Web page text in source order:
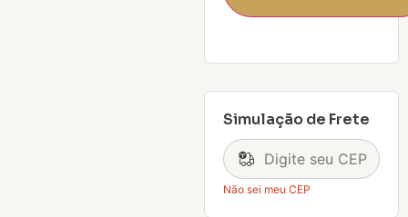
Simulação de Frete
Não sei meu CEP